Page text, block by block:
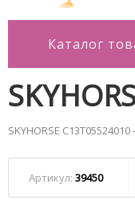
Каталог
SKYHORSE C13T05524010
Артикул: 39450